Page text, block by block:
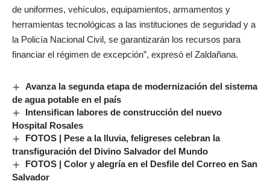
de uniformes, vehículos, equipamientos, armamentos y
herramientas tecnológicas a las instituciones de seguridad y a
la Policía Nacional Civil, se garantizarán los recursos para
financiar el régimen de excepción”, expresó el Zaldañana.
Avanza la segunda etapa de modernización del sistema
de agua potable en el país
Intensifican labores de construcción del nuevo
Hospital Rosales
FOTOS | Pese a la lluvia, feligreses celebran la
transfiguración del Divino Salvador del Mundo
FOTOS | Color y alegría en el Desfile del Correo en San
Salvador